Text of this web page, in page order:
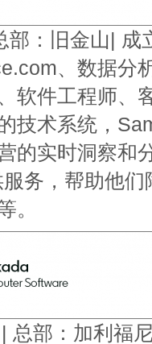
部：旧金山| 成
、数据分
软件工程师、
技术系统，
的实时洞察和
务，帮助他
。
总部：加利福